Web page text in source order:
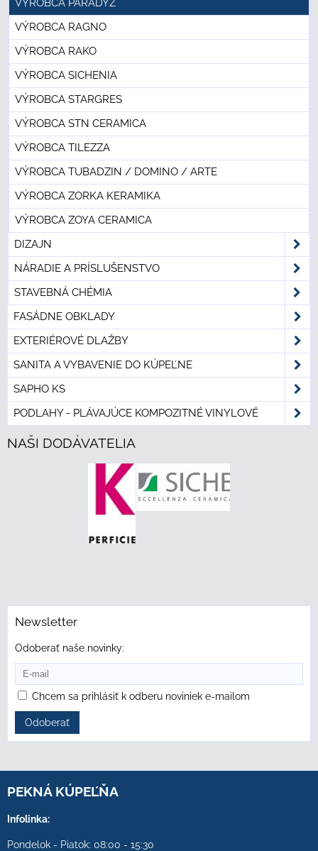
VÝROBCA RAGNO
VÝROBCA RAKO
VÝROBCA SICHENIA
VÝROBCA STARGRES
VÝROBCA STN CERAMICA
VÝROBCA TILEZZA
VÝROBCA TUBADZIN / DOMINO / ARTE
VÝROBCA ZORKA KERAMIKA
VÝROBCA ZOYA CERAMICA
DIZAJN
NÁRADIE A PRÍSLUŠENSTVO
STAVEBNÁ CHÉMIA
FASÁDNE OBKLADY
EXTERIÉROVÉ DLAŽBY
SANITA A VYBAVENIE DO KÚPEĽNE
SAPHO KS
PODLAHY - PLÁVAJÚCE KOMPOZITNÉ VINYLOVÉ
NAŠI DODÁVATELIA
Newsletter
Odoberať naše novinky:
Chcem sa prihlásiť k odberu noviniek e-mailom
Odoberať
PEKNÁ KÚPEĽŇA
Infolinka:
Pondelok - Piatok: 08:00 - 15:30